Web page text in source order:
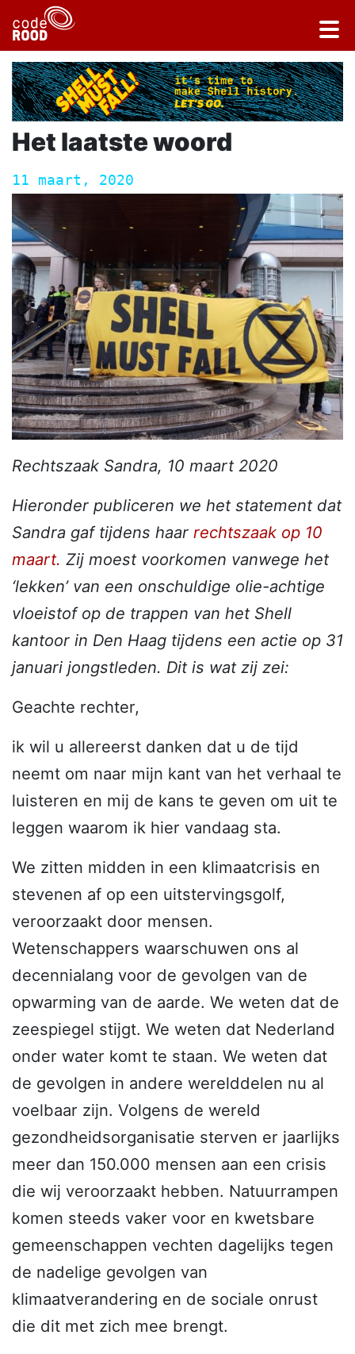
Het laatste woord
11 maart, 2020
Rechtszaak Sandra, 10 maart 2020
Hieronder publiceren we het statement dat
Sandra gaf tijdens haar rechtszaak op 10
maart. Zij moest voorkomen vanwege het
‘lekken’ van een onschuldige olie-achtige
vloeistof op de trappen van het Shell
kantoor in Den Haag tijdens een actie op 31
januari jongstleden. Dit is wat zij zei:
Geachte rechter,
ik wil u allereerst danken dat u de tijd
neemt om naar mijn kant van het verhaal te
luisteren en mij de kans te geven om uit te
leggen waarom ik hier vandaag sta.
We zitten midden in een klimaatcrisis en
stevenen af op een uitstervingsgolf,
veroorzaakt door mensen.
Wetenschappers waarschuwen ons al
decennialang voor de gevolgen van de
opwarming van de aarde. We weten dat de
zeespiegel stijgt. We weten dat Nederland
onder water komt te staan. We weten dat
de gevolgen in andere werelddelen nu al
voelbaar zijn. Volgens de wereld
gezondheidsorganisatie sterven er jaarlijks
meer dan 150.000 mensen aan een crisis
die wij veroorzaakt hebben. Natuurrampen
komen steeds vaker voor en kwetsbare
gemeenschappen vechten dagelijks tegen
de nadelige gevolgen van
klimaatverandering en de sociale onrust
die dit met zich mee brengt.